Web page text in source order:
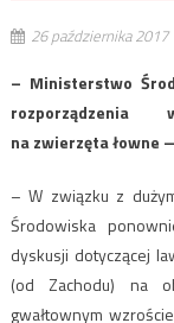
26 października 2017
– Ministerstwo
na zwierzęta
– W związku z
Środowiska
dyskusji dotyczącej
(od Zachodu) na
gwałtownym